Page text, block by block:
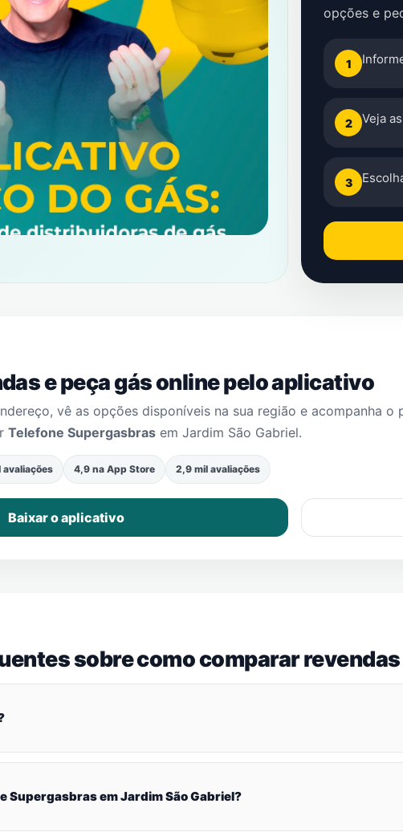
opções e
1
2 Veja
3
e peça gás online pelo aplicativo
vê as opções disponíveis na sua região e acompanha
Telefone Supergasbras em Jardim São Gabriel.
avaliações 4,9 na App Store 2,9 mil avaliações
Baixar o aplicativo
sobre como comparar
Supergasbras em Jardim São Gabriel?